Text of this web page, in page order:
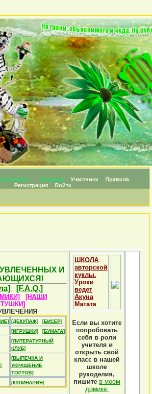
топики Награды Участники
Правила
Регистрация
Войти
И
[F.A.Q.]
[НАШИ
[ДЕКУПАЖ]
[БИСЕР]
[ИГРУШКИ]
[БУМАГА]
[ЛИТЕРАТУРНЫЙ
КЛУБ]
[ВЫПЕЧКА И
УКРАШЕНИЕ
ТОРТОВ]
[КУЛИНАРИЯ]
ШКОЛА
авторской
куклы.
Уроки
ведет
Акуна
Матата
Если вы хотите
попробовать
себя в роли
учителя и
открыть свой
класс в нашей
школе
рукоделия,
пишите в моем
домике